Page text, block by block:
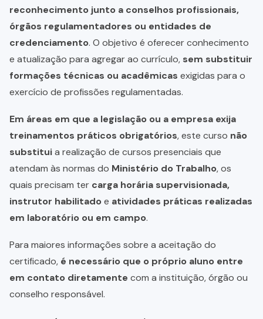
reconhecimento junto a conselhos profissionais,
órgãos regulamentadores ou entidades de
credenciamento. O objetivo é oferecer conhecimento
e atualização para agregar ao currículo, sem substituir
formações técnicas ou acadêmicas exigidas para o
exercício de profissões regulamentadas.
Em áreas em que a legislação ou a empresa exija
treinamentos práticos obrigatórios, este curso não
substituia realização de cursos presenciais que
atendam às normas do Ministério do Trabalho, os
quais precisam ter carga horária supervisionada,
instrutor habilitadoe atividades práticas realizadas
em laboratório ou em campo.
Para maiores informações sobre a aceitação do
certificado, é necessário que o próprio aluno entre
em contato diretamente com a instituição, órgão ou
conselho responsável.